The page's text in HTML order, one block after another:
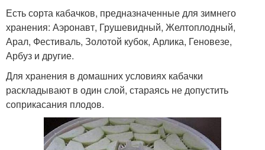
Есть сорта кабачков, предназначенные для зимнего
хранения: Аэронавт, Грушевидный, Желтоплодный,
Арал, Фестиваль, Золотой кубок, Арлика, Геновезе,
Арбуз и другие.
Для хранения в домашних условиях кабачки
раскладывают в один слой, стараясь не допустить
соприкасания плодов.